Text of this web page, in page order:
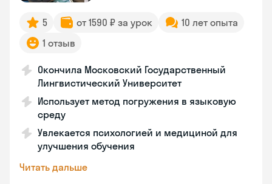
5 от 1590 ₽ за урок
10 лет опыта
1 отзыв
Окончила Московский Государственный
Лингвистический Университет
Использует метод погружения в языковую
среду
Увлекается психологией и медициной для
улучшения обучения
Читать дальше